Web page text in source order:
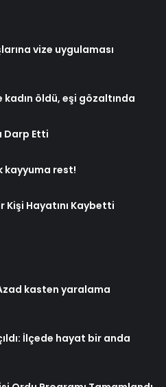
vize uygulaması
öldü, eşi gözaltında
Darp Etti
kayyuma rest!
Kişi Hayatını Kaybetti
kasten yaralama
İlçede hayat bir anda